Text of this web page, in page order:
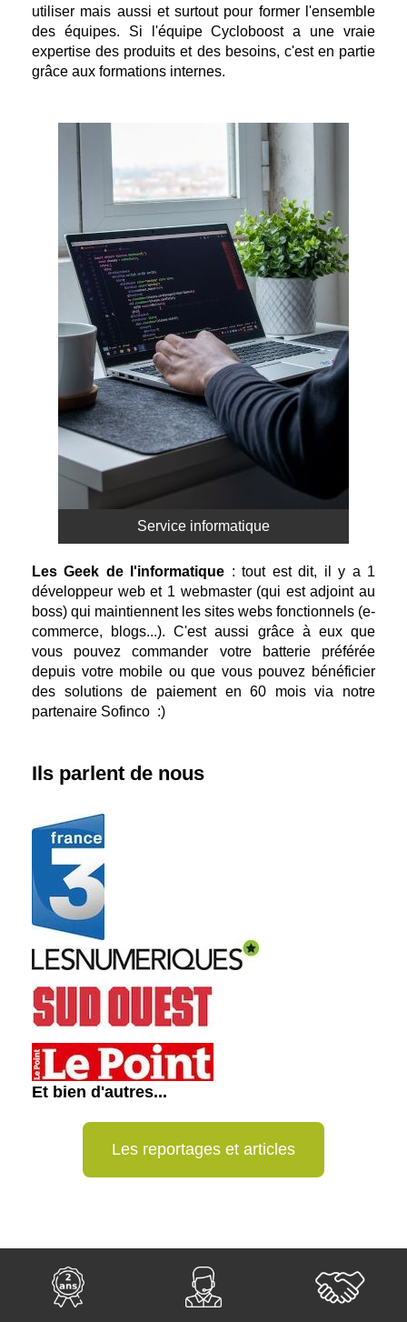
utiliser mais aussi et surtout pour former l'ensemble
des équipes. Si l'équipe Cycloboost a une vraie
expertise des produits et des besoins, c'est en partie
grâce aux formations internes.
Service informatique
Les Geek de l'informatique :tout est dit, il y a 1
développeur web et 1 webmaster (qui est adjoint au
boss) qui maintiennent les sites webs fonctionnels (e-
commerce, blogs...). C'est aussi grâce à eux que
vous pouvez commander votre batterie préférée
depuis votre mobile ou que vous pouvez bénéficier
des solutions de paiement en 60 mois via notre
partenaire Sofinco :)
Ils parlent de nous
Et bien d'autres...
Les reportages et articles